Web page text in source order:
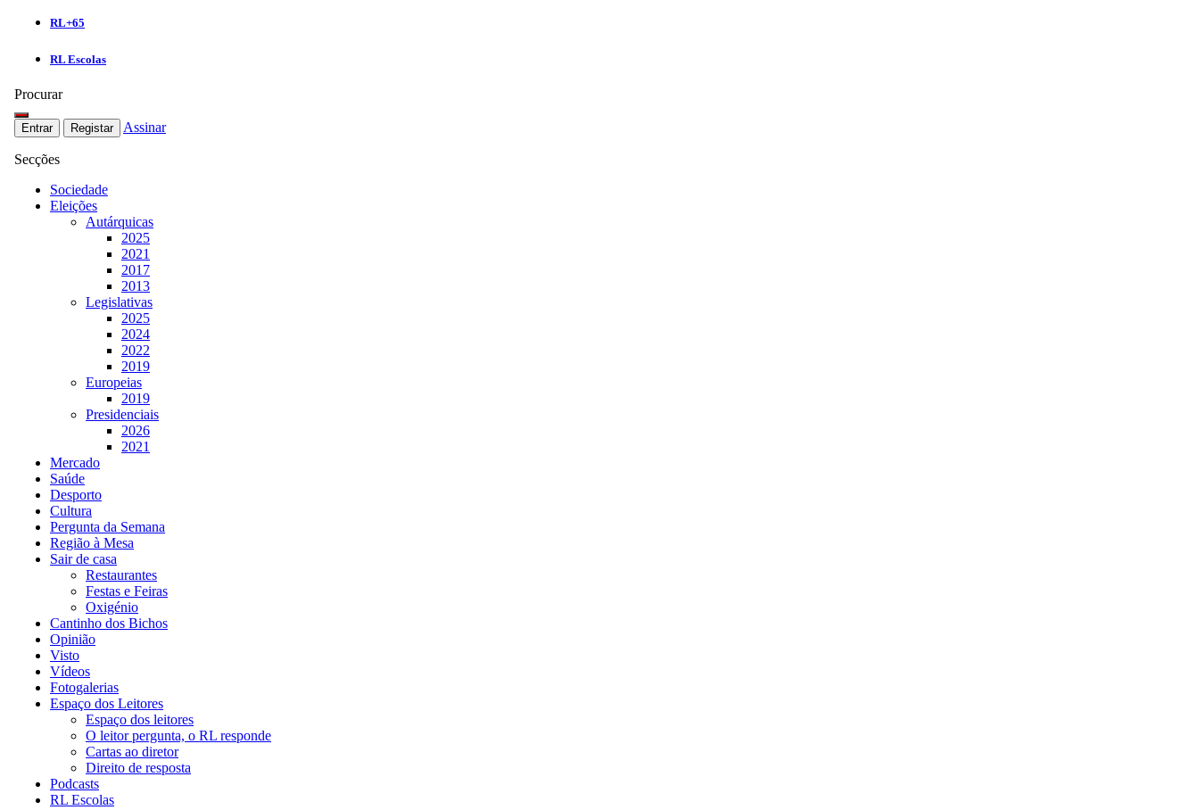
RL+65
RL Escolas
Procurar
Entrar Registar Assinar
Secções
Sociedade
Eleições
Autárquicas
2025
2021
2017
2013
Legislativas
2025
2024
2022
2019
Europeias
2019
Presidenciais
2026
2021
Mercado
Saúde
Desporto
Cultura
Pergunta da Semana
Região à Mesa
Sair de casa
Restaurantes
Festas e Feiras
Oxigénio
Cantinho dos Bichos
Opinião
Visto
Vídeos
Fotogalerias
Espaço dos Leitores
Espaço dos leitores
O leitor pergunta, o RL responde
Cartas ao diretor
Direito de resposta
Podcasts
RL Escolas